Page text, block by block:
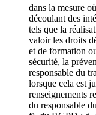
dans la mesure
découlant des
tels que la
valoir les droits
et de formation
sécurité, la
responsable du
lorsque cela est
renseignements
du responsable